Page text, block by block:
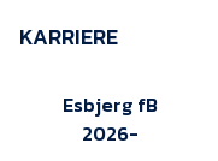
Job i EfB
KARRIERE
2026-
Esbjerg fB